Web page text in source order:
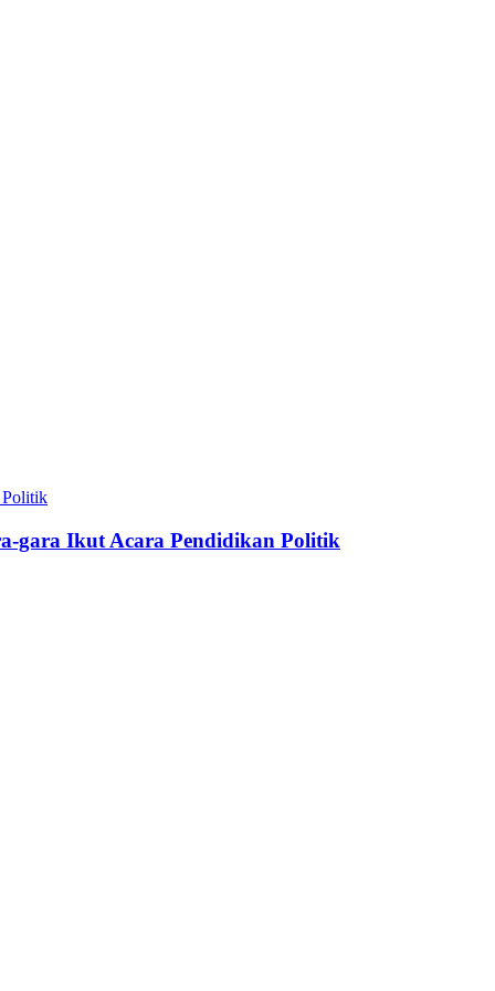
gara Ikut Acara Pendidikan Politik